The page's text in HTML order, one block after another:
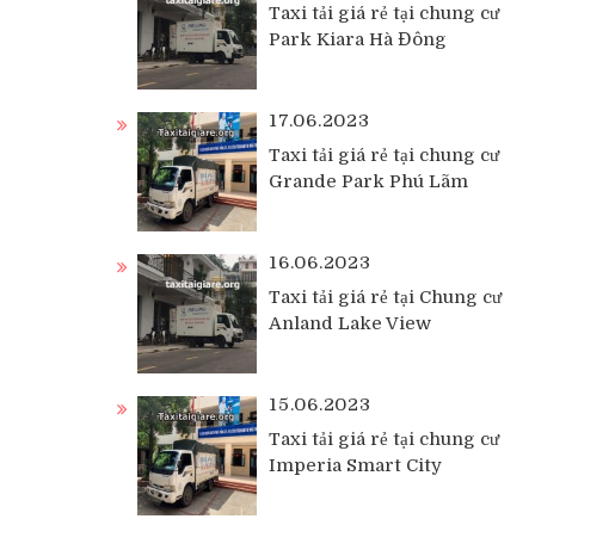
Taxi tải giá rẻ tại chung cư
Park Kiara Hà Đông
17.06.2023
Taxi tải giá rẻ tại chung cư
Grande Park Phú Lãm
16.06.2023
Taxi tải giá rẻ tại Chung cư
Anland Lake View
15.06.2023
Taxi tải giá rẻ tại chung cư
Imperia Smart City